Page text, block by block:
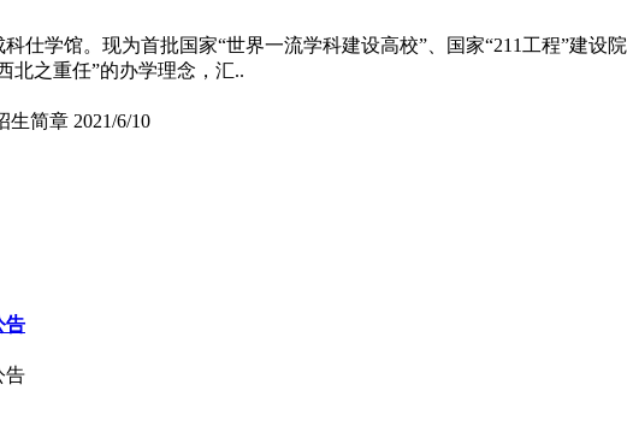
仕学馆。现为首批国家“世界一流学科建设高校”、国家“211工程”建
北之重任”的办学理念，汇..
生简章 2021/6/10
告
告